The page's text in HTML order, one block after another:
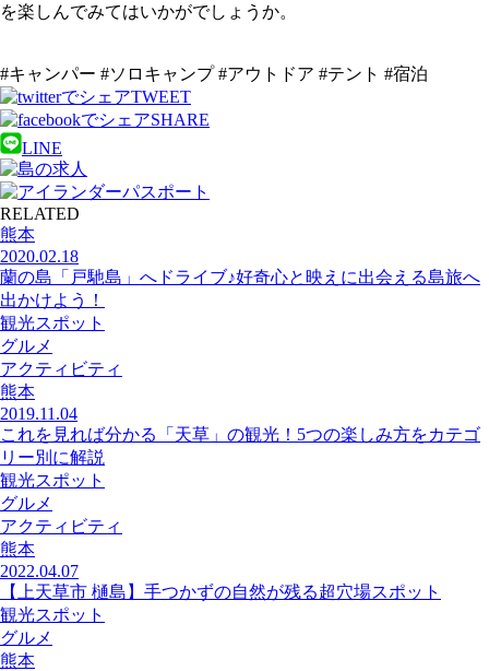
を楽しんでみてはいかがでしょうか。
#キャンパー #ソロキャンプ #アウトドア #テント #宿泊
TWEET
SHARE
LINE
RELATED
熊本
2020.02.18
蘭の島「戸馳島」へドライブ♪好奇心と映えに出会える島旅へ
出かけよう！
観光スポット
グルメ
アクティビティ
熊本
2019.11.04
これを見れば分かる「天草」の観光！5つの楽しみ方をカテゴ
リー別に解説
観光スポット
グルメ
アクティビティ
熊本
2022.04.07
【上天草市 樋島】手つかずの自然が残る超穴場スポット
観光スポット
グルメ
熊本